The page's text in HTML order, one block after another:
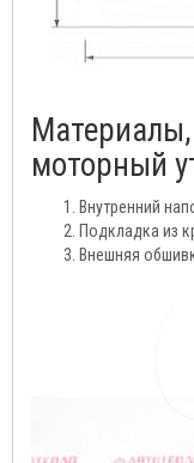
моторный
Внутренний
Подкладка из
Внешняя